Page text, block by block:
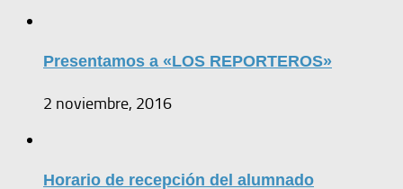
Presentamos a «LOS REPORTEROS»
2 noviembre, 2016
Horario de recepción del alumnado